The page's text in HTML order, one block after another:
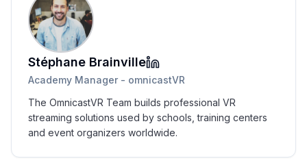
Stéphane Brainville
Academy Manager - omnicastVR
The OmnicastVR Team builds professional VR
streaming solutions used by schools, training centers
and event organizers worldwide.